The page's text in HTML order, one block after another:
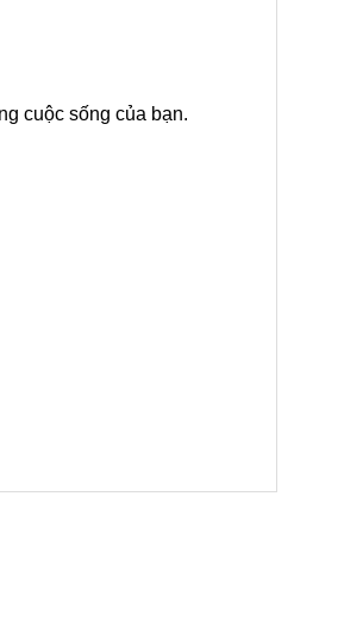
cuộc sống của bạn.